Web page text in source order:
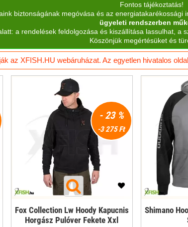
Fontos tájékoztatás!
biztonságának megóvása és az energiatakarékossági
ügyeleti rendszerben
a rendelések feldolgozása és kiszállítása lassulhat, a
Köszönjük megértésüket és
az XFISH.HU webáruházat. Az egyetlen hivatalos
- 23 %
-3 275 Ft
Fox Collection Lw Hoody Kapucnis
Horgász Pulóver Fekete Xxl
Shimano